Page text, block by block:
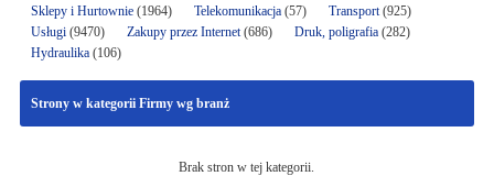
Sklepy i Hurtownie(1964) Telekomunikacja(57) Transport(925)
Usługi(9470) Zakupy przez Internet(686) Druk, poligrafia(282)
Hydraulika(106)
Strony w kategorii Firmy wg branż
Brak stron w tej kategorii.